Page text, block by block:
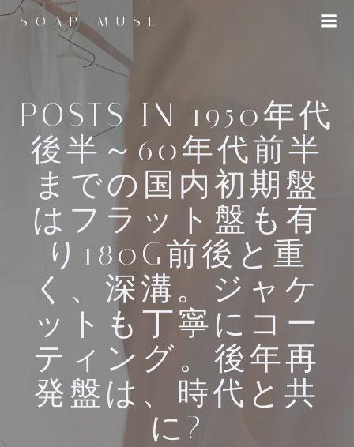
キ
ッ
プ
SOAP MUSE
POSTS IN 1950年代
後半～60年代前半
までの国内初期盤
はフラット盤も有
り180G前後と重
く、深溝。ジャケ
ットも丁寧にコー
ティング。後年再
発盤は、時代と共
に?